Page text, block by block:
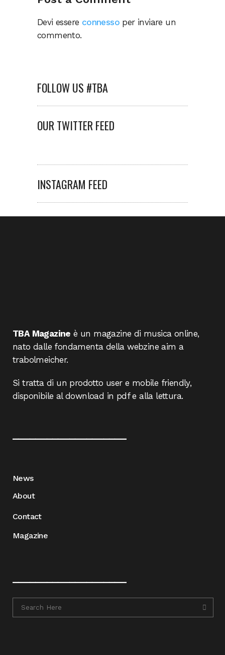
Devi essere connesso per inviare un
commento.
FOLLOW US #TBA
OUR TWITTER FEED
INSTAGRAM FEED
TBA Magazine è un magazine di musica online,
nato dalle fondamenta della webzine aim a
trabolmeicher.
Si tratta di un prodotto user e mobile friendly,
disponibile al download in pdf e alla lettura.
News
About
Contact
Magazine